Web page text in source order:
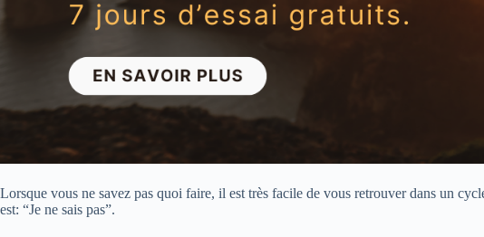
Lorsque vous ne savez pas quoi faire, il est très facile de vous retrouver dans un
est: “Je ne sais pas”.